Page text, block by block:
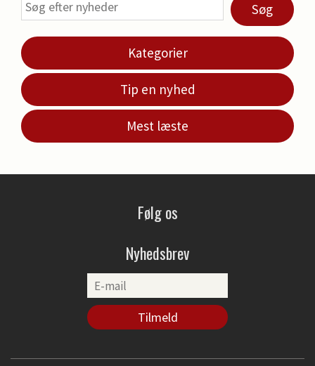
Søg
Kategorier
Tip en nyhed
Mest læste
Følg os
Nyhedsbrev